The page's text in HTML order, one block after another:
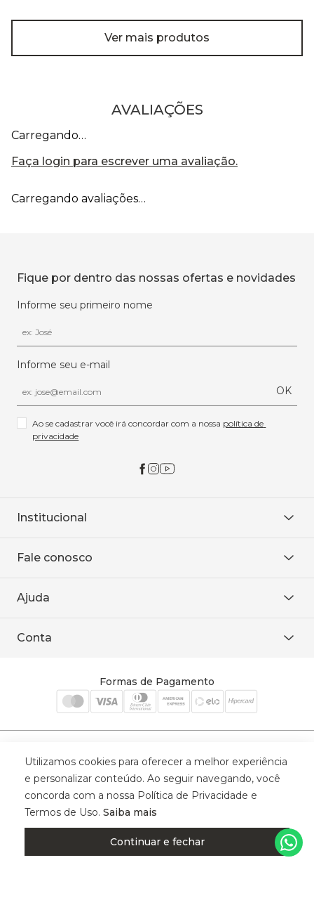
Ver mais produtos
AVALIAÇÕES
Carregando…
Faça login para escrever uma avaliação.
Carregando avaliações…
Fique por dentro das nossas ofertas e novidades
Informe seu primeiro nome
Informe seu e-mail
OK
Ao se cadastrar você irá concordar com a nossa política de
privacidade
Institucional
Onde encontrar
Baixe o APP
Fale conosco
WhatsApp
Ajuda
Política de entrega
Conta
Cadastre-se
Formas de Pagamento
Selos de Segurança
© 2025 Trinys Indústria e Comércio Ltda - Todos os direitos reservados
| CNPJ: 59.907.634/0001-75 | Rua Santa Augusta, 409 - Vila
Utilizamos cookies para oferecer a melhor experiência
e personalizar conteúdo. Ao seguir navegando, você
concorda com a nossa Política de Privacidade e
Termos de Uso. Saiba mais
Continuar e fechar